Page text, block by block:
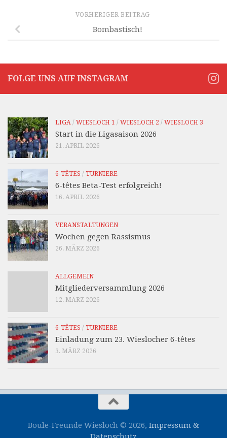
VORHERIGER BEITRAG
Bombastisch!
FOLGE UNS AUF INSTAGRAM
LIGA / WIESLOCH 1 / WIESLOCH 2 / WIESLOCH 3
Start in die Ligasaison 2026
21. APRIL 2026
6-TÊTES / TURNIERE
6-têtes Beta-Test erfolgreich!
16. APRIL 2026
VERANSTALTUNGEN
Wochen gegen Rassismus
26. MÄRZ 2026
ALLGEMEIN
Mitgliederversammlung 2026
12. MÄRZ 2026
6-TÊTES / TURNIERE
Einladung zum 23. Wieslocher 6-têtes
3. MÄRZ 2026
Boule-Freunde Wiesloch © 2026, Impressum &